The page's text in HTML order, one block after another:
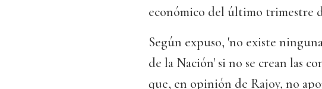
económico del último trimestre
Según expuso, 'no existe
de la Nación' si no se crean las
que, en opinión de Rajoy, no